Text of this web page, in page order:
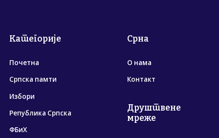
Категорије
Почетна
Српска памти
Избори
Република Српска
ФБиХ
Срна
О нама
Контакт
Друштвене
мреже